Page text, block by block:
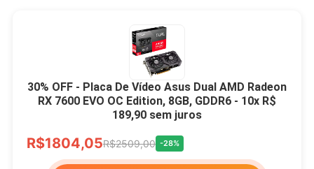
30% OFF - Placa De Vídeo Asus Dual AMD Radeon
RX 7600 EVO OC Edition, 8GB, GDDR6 - 10x R$
189,90 sem juros
R$1804,05R$2509,00 -28%